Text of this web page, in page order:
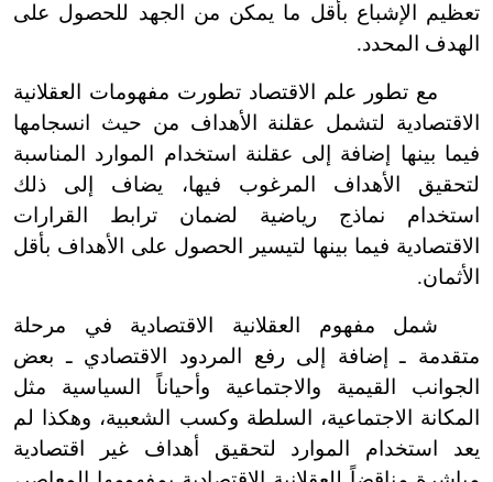
تعظيم الإشباع بأقل ما يمكن من الجهد للحصول على
الهدف المحدد.
مع تطور علم الاقتصاد تطورت مفهومات العقلانية
الاقتصادية لتشمل عقلنة الأهداف من حيث انسجامها
فيما بينها إضافة إلى عقلنة استخدام الموارد المناسبة
لتحقيق الأهداف المرغوب فيها، يضاف إلى ذلك
استخدام نماذج رياضية لضمان ترابط القرارات
الاقتصادية فيما بينها لتيسير الحصول على الأهداف بأقل
الأثمان.
شمل مفهوم العقلانية الاقتصادية في مرحلة
متقدمة ـ إضافة إلى رفع المردود الاقتصادي ـ بعض
الجوانب القيمية والاجتماعية وأحياناً السياسية مثل
المكانة الاجتماعية، السلطة وكسب الشعبية، وهكذا لم
يعد استخدام الموارد لتحقيق أهداف غير اقتصادية